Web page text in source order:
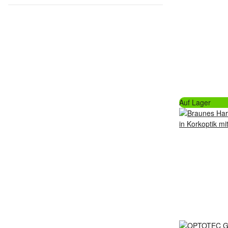
Auf Lager